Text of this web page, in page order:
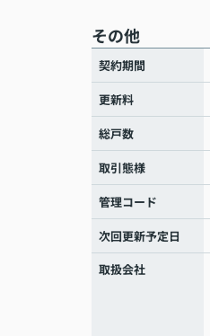
その他
契約期間
更新料
総戸数
取引態様
管理コード
次回更新予定日
取扱会社